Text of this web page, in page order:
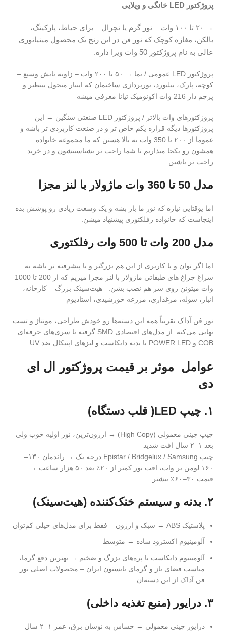
پروژکتور LED خانگی و ویلایی
→ ۲۰ تا ۱۰۰ وات – نور گرم یا نچرال – برای حیاط، پارکینگ،
بالکن، مغازه کوچک که نور فن در این رنج یک محصول مینیاتوری
عالی به نام پروژکتور 50 وات ویرا داره.
پروژکتور LED عمومی / نما → ۵۰ تا ۲۰۰ وات – زاویه تابش وسیع –
کوچه، پارک، بیلبورد، نورپردازی ساختمان که اینبار منحول بینظیر و
پرچم دار 216 وات اکونومیک تیانا معرفی میشه
پروژکتورهای وات بالاتر / پروژکتور LED صنعتی سنگین → این
پروژکتورها دیگه قراره یکم خاص تر و در صنعت کاربردی تر باشه و
عموما از ۲۰۰ تا 350 وات به بالا هستن که ما مجموعه خانواده
همشون رو یکجا میذاریم تا شما راحت تر بشناسینشون و در خرید
راحت تر باشین
مدل 50 تا 360 وات ماژولار با لنز مجزا
اما یوقتایی نیازه که نور ما باز بشه و یک وسعت زیادی رو پوشش بده
اینجاست که خانواده رفلکتوری پیشنهاد میشن.
مدل 200 وات تا 500 وات رفلکتوری
اما اگر توان و یا کاربری از این هم بزرگتر و یا پیشرفته تر باشه به
سراغ چراغ های طبقاتی ماژولار با لنز مجرا میریم که از 200 تا 1000
وات میتونن روی سر هم نصب بشن.– هیت‌سینک بزرگ – کارخانه،
انبار، سوله، مرغداری، مزرعه خورشیدی، استادیوم
نور فن آداک تقریباً همه این دسته‌ها رو خودش طراحی، مونتاژ و تست
نهایی می‌کنه. از مدل‌های اقتصادی SMD گرفته تا سری‌های حرفه‌ای
COB و POWER LED با بدنه دایکاست و لنزهای اپتیکال ضد UV.
عوامل موثر بر قیمت پروژکتور ال ای
دی
۱. چیپ LED( قلب دستگاه)
چیپ چینی معمولی (High Copy) → ارزون‌ترین، نور اولیه خوب ولی
بعد ۱–۲ سال افت شدید
چیپ Epistar / Bridgelux / Samsung درجه یک → راندمان ۱۳۰–
۱۶۰ لومن بر وات، افت نور کمتر از ۲۰٪ بعد ۵۰ هزار ساعت →
قیمت ۳۰–۶۰٪ بیشتر
۲. بدنه و سیستم خنک‌کننده (هیت‌سینک)
پلاستیک ABS → سبک و ارزون – فقط برای مدل‌های خیلی کم‌توان
آلومینیوم اکسترود ساده → متوسط
آلومینیوم دایکاست با پره‌های بزرگ و ضخیم → بهترین دفع گرما،
مناسب فضای باز و گرمای تابستون ایران – محصولات اصلی نور
فن آداک از این دسته‌ان
۳. درایور (منبع تغذیه داخلی)
درایور چینی معمولی → حساس به نوسان برق، عمر ۱–۲ سال